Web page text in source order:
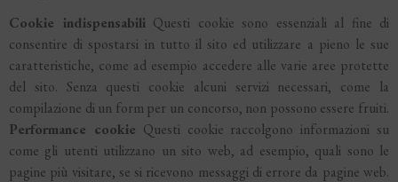
Cookie indispensabiliQuesti cookie sono essenziali al fine di
consentire di spostarsi in tutto il sito ed utilizzare a pieno le sue
caratteristiche, come ad esempio accedere alle varie aree protette
del sito. Senza questi cookie alcuni servizi necessari, come la
compilazione di un form per un concorso, non possono essere fruiti.
Performance cookie Questi cookie raccolgono informazioni su
come gli utenti utilizzano un sito web, ad esempio, quali sono le
pagine più visitare, se si ricevono messaggi di errore da pagine web.